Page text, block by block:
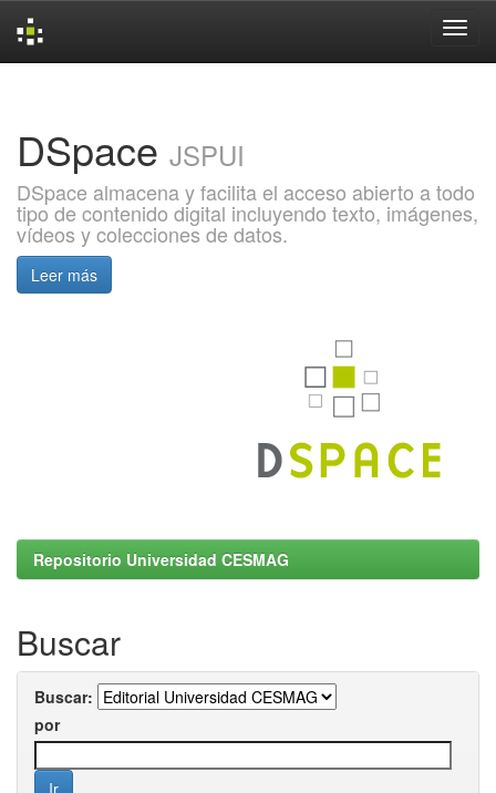
DSpace JSPUI
DSpace almacena y facilita el acceso abierto a todo
tipo de contenido digital incluyendo texto, imágenes,
vídeos y colecciones de datos.
Leer más
Repositorio Universidad CESMAG
Buscar
Buscar:
por